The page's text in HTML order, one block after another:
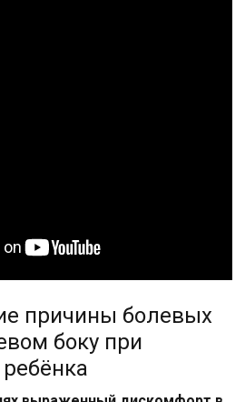
причины болевых
боку при